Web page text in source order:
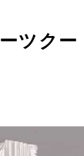
ツクー